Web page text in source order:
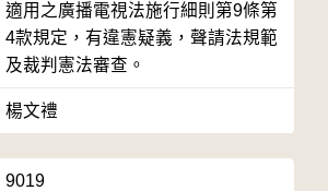
適用之廣播電視法施行細則第9條第
4款規定，有違憲疑義，聲請法規範
及裁判憲法審查。
楊文禮
9019